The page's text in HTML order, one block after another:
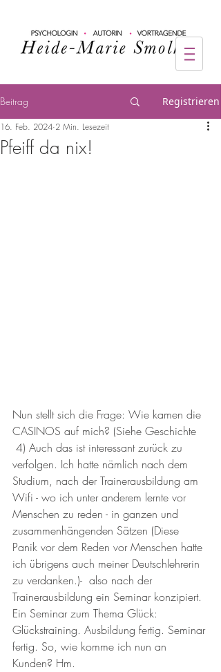
Beitrag Registrieren
Pfeiff da nix!
16. Feb. 2024 2 Min. Lesezeit
Nun stellt sich die Frage: Wie kamen die
CASINOS auf mich? (Siehe Geschichte
4) Auch das ist interessant zurück zu
verfolgen. Ich hatte nämlich nach dem
Studium, nach der Trainerausbildung am
Wifi - wo ich unter anderem lernte vor
Menschen zu reden - in ganzen und
zusammenhängenden Sätzen (Diese
Panik vor dem Reden vor Menschen hatte
ich übrigens auch meiner Deutschlehrerin
zu verdanken.)-  also nach der
Trainerausbildung ein Seminar konzipiert.
Ein Seminar zum Thema Glück:
Glückstraining. Ausbildung fertig. Seminar
fertig. So, wie komme ich nun an
Kunden? Hm.